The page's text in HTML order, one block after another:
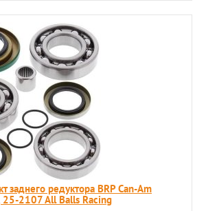
заднего редуктора BRP Can-Am
25-2107 All Balls Racing